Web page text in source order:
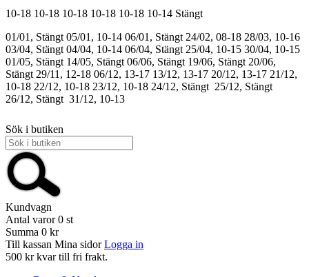
10-18 10-18 10-18 10-18 10-18 10-14 Stängt
01/01, Stängt 05/01, 10-14 06/01, Stängt 24/02, 08-18 28/03, 10-16
03/04, Stängt 04/04, 10-14 06/04, Stängt 25/04, 10-15 30/04, 10-15
01/05, Stängt 14/05, Stängt 06/06, Stängt 19/06, Stängt 20/06,
Stängt 29/11, 12-18 06/12, 13-17 13/12, 13-17 20/12, 13-17 21/12,
10-18 22/12, 10-18 23/12, 10-18 24/12, Stängt 25/12, Stängt
26/12, Stängt 31/12, 10-13
Sök i butiken
Kundvagn
Antal varor 0 st
Summa 0 kr
Till kassan Mina sidor Logga in
500 kr kvar till fri frakt.